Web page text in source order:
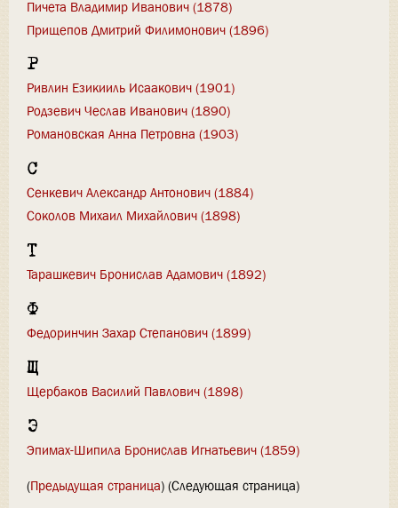
Пичета Владимир Иванович (1878)
Прищепов Дмитрий Филимонович (1896)
Р
Ривлин Езикииль Исаакович (1901)
Родзевич Чеслав Иванович (1890)
Романовская Анна Петровна (1903)
С
Сенкевич Александр Антонович (1884)
Соколов Михаил Михайлович (1898)
Т
Тарашкевич Бронислав Адамович (1892)
Ф
Федоринчин Захар Степанович (1899)
Щ
Щербаков Василий Павлович (1898)
Э
Эпимах-Шипила Бронислав Игнатьевич (1859)
(Предыдущая страница) (Следующая страница)